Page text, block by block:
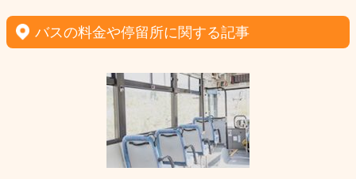
バスの料金や停留所に関する記事